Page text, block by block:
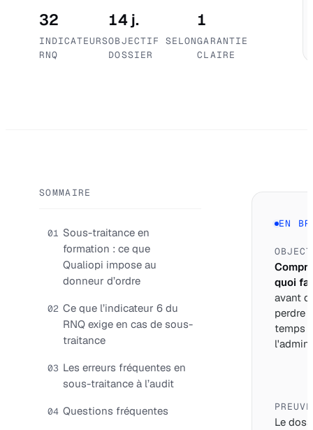
32
INDICATEURS
RNQ
14 j.
OBJECTIF SELON
DOSSIER
1
GARANTIE
CLAIRE
SOMMAIRE
01 Sous-traitance en
formation : ce que
Qualiopi impose au
donneur d’ordre
02 Ce que l’indicateur 6 du
RNQ exige en cas de sous-
traitance
03 Les erreurs fréquentes en
sous-traitance à l’audit
04 Questions fréquentes
EN
quoi
avant
perdre
temps
PREUVE
Le